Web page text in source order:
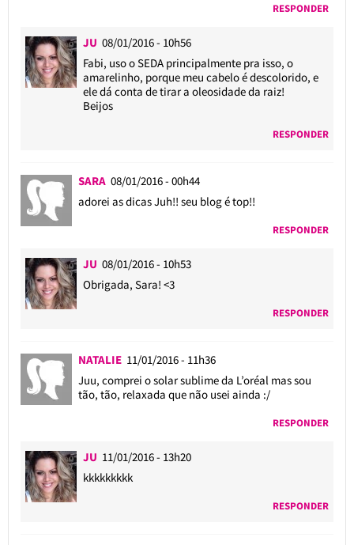
RESPONDER
JU 08/01/2016 - 10h56
Fabi, uso o SEDA principalmente pra isso, o
amarelinho, porque meu cabelo é descolorido, e
ele dá conta de tirar a oleosidade da raiz!
Beijos
RESPONDER
SARA 08/01/2016 - 00h44
adorei as dicas Juh!! seu blog é top!!
RESPONDER
JU 08/01/2016 - 10h53
Obrigada, Sara! <3
RESPONDER
NATALIE 11/01/2016 - 11h36
Juu, comprei o solar sublime da L’oréal mas sou
tão, tão, relaxada que não usei ainda :/
RESPONDER
JU 11/01/2016 - 13h20
kkkkkkkkk
RESPONDER